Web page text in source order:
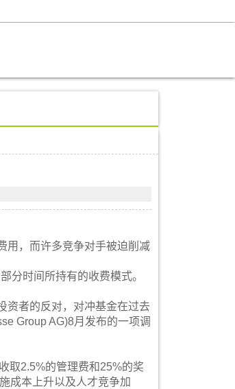
用，而许多竞争对手被迫削减
分时间所持有的收费模式。
资者的反对，对冲基金在过去
Group AG)8月发布的一项调
取2.5%的管理费和25%的奖
成本上升以及人才竞争加